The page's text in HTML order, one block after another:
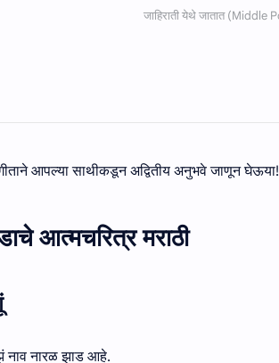
आपल्या साथीकडून अद्वितीय अनुभवे जाणून घेऊया!
आत्मचरित्र मराठी
नाव नारळ झाड आहे.